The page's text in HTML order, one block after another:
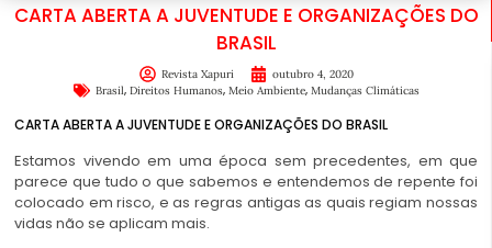
CARTA ABERTA A JUVENTUDE E ORGANIZAÇÕES DO
BRASIL
Revista Xapuri
outubro 4, 2020
Brasil, Direitos Humanos, Meio Ambiente, Mudanças Climáticas
CARTA ABERTA A JUVENTUDE E ORGANIZAÇÕES DO BRASIL
Estamos vivendo em uma época sem precedentes, em que
parece que tudo o que sabemos e entendemos de repente foi
colocado em risco, e as regras antigas as quais regiam nossas
vidas não se aplicam mais.